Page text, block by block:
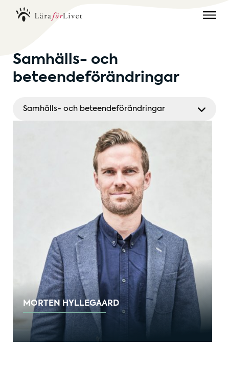
Samhälls- och
beteendeförändringar
Samhälls- och beteendeförändringar
MORTEN HYLLEGAARD